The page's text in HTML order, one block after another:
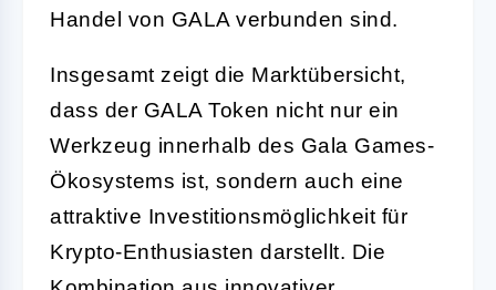
Handel von GALA verbunden sind.
Insgesamt zeigt die Marktübersicht,
dass der GALA Token nicht nur ein
Werkzeug innerhalb des Gala Games-
Ökosystems ist, sondern auch eine
attraktive Investitionsmöglichkeit für
Krypto-Enthusiasten darstellt. Die